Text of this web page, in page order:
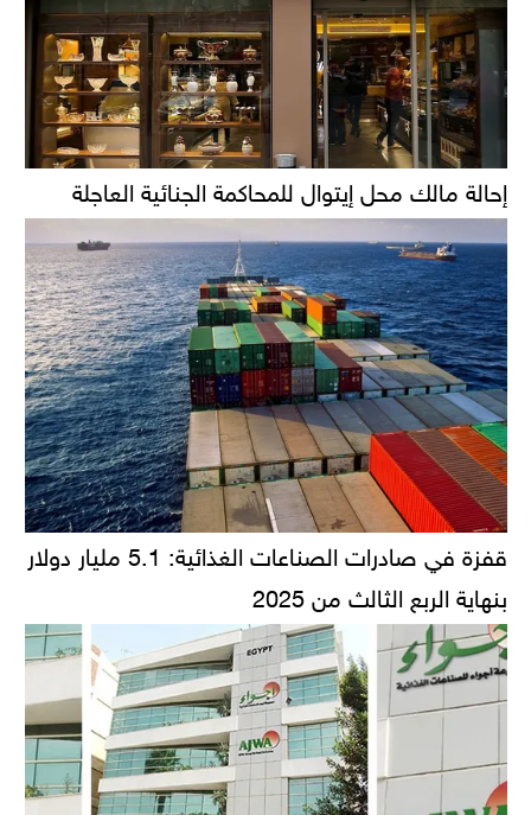
إحالة مالك محل إيتوال للمحاكمة الجنائية العاجلة
قفزة في صادرات الصناعات الغذائية: 5.1 مليار دولار
بنهاية الربع الثالث من 2025